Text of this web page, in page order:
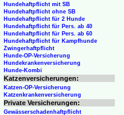
Hundehaftpflicht mit SB
Hundehaftpflicht ohne SB
Hundehaftpflicht für 2 Hunde
Hundehaftpflicht für Pers. ab 40
Hundehaftpflicht für Pers. ab 60
Hundehaftpflicht für Kampfhunde
Zwingerhaftpflicht
Hunde-OP-Versicherung
Hundekrankenversicherung
Hunde-Kombi
Katzenversicherungen:
Katzen-OP-Versicherung
Katzenkrankenversicherung
Private Versicherungen:
Gewässerschadenhaftpflicht